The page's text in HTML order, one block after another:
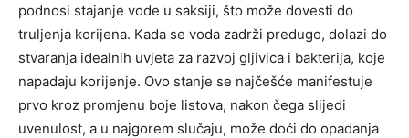
podnosi stajanje vode u saksiji, što može dovesti do
truljenja korijena. Kada se voda zadrži predugo, dolazi do
stvaranja idealnih uvjeta za razvoj gljivica i bakterija, koje
napadaju korijenje. Ovo stanje se najčešće manifestuje
prvo kroz promjenu boje listova, nakon čega slijedi
uvenulost, a u najgorem slučaju, može doći do opadanja